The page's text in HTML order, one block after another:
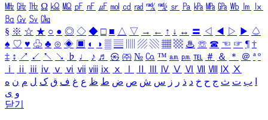
㎒ ㎓ ㎔ Ω ㏀ ㏁ ㎊ ㎋ ㎌ ㏖ ㏅ ㎭ ㎮ ㎯ ㏛ ㎩ ㎪ ㎫ ㎬ ㏝ ㏐
㏓
㏃ ㏉ ㏜ ㏆
§ ※ ☆ ★ ○ ● ◎ ◇ ◆ □ ■ △ ▽ → ← ↑ ↓ ↔ 〓 ◁ ◀ ▷ ▶ ♤
♠ ♡ ♥ ♧ ♣ ⊙ ◈ ▣ ◐ ◑ ▒ ▤ ▨ ▧ ▦ ▩ ♨ ☏ ☎ ☜ ☞ ¶ †
‡ ↕ ↗ ↙ ↖ ↘ ♭ ♩ ♪ ♬ ㉿ ㈜ № ㏇ ™ ㏂ ㏘ ℡ ＃ ＆ ＊ ＠ ª º
ⅰ
ⅱ ⅲ ⅳ ⅴ ⅵ ⅶ ⅷ ⅸ ⅹ Ⅳ Ⅴ Ⅵ Ⅶ Ⅷ Ⅸ Ⅹ
ب ت ث ج ح خ د ذ ر ز س ش ص ض ط ظ ع غ ف ق ک ل م ن ه
و ی
닫기